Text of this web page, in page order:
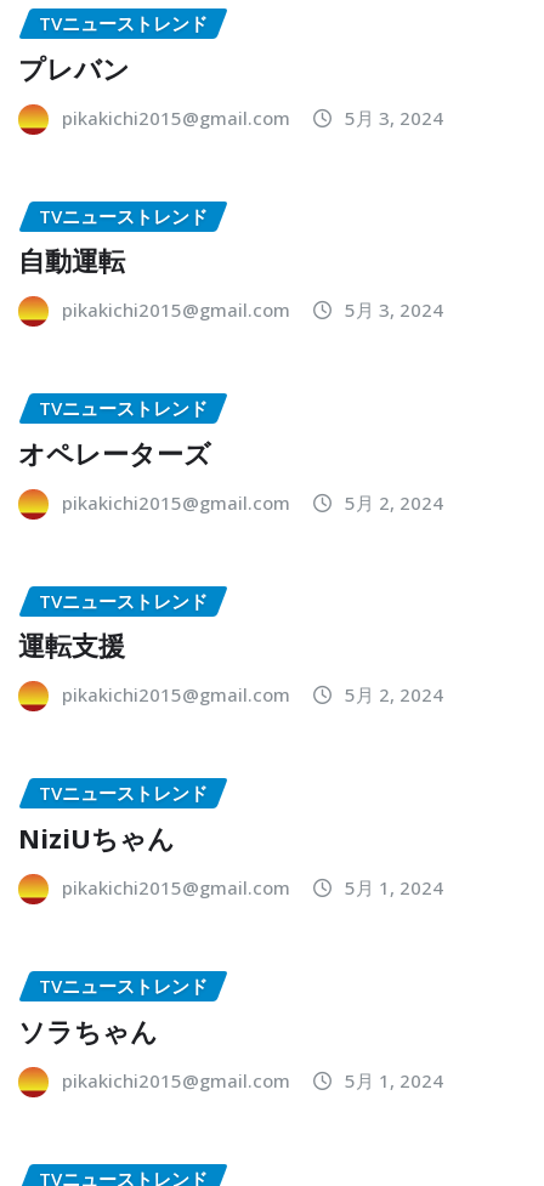
TVニューストレンド
プレバン
pikakichi2015@gmail.com 5月 3, 2024
TVニューストレンド
自動運転
pikakichi2015@gmail.com 5月 3, 2024
TVニューストレンド
オペレーターズ
pikakichi2015@gmail.com 5月 2, 2024
TVニューストレンド
運転支援
pikakichi2015@gmail.com 5月 2, 2024
TVニューストレンド
NiziUちゃん
pikakichi2015@gmail.com 5月 1, 2024
TVニューストレンド
ソラちゃん
pikakichi2015@gmail.com 5月 1, 2024
TVニューストレンド